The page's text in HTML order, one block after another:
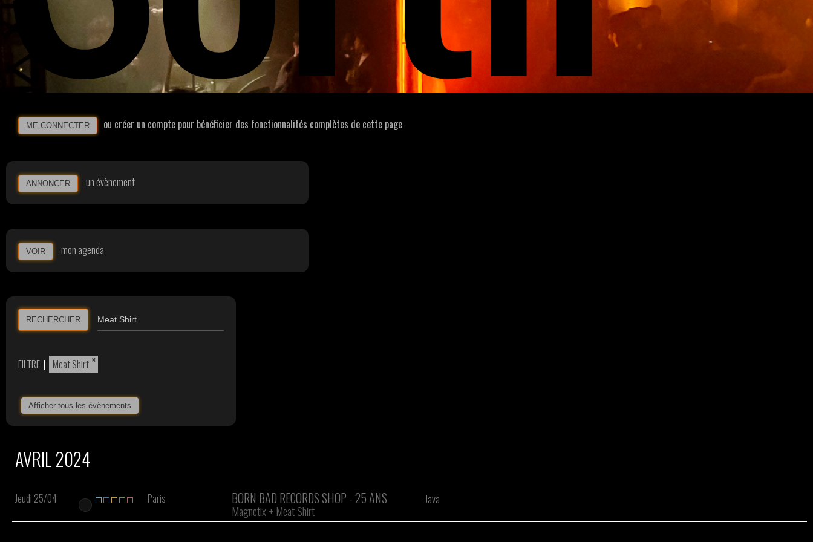
ME CONNECTER ou créer un compte pour bénéficier des fonctionnalités complètes de cette page
ANNONCER un évènement
VOIR mon agenda
RECHERCHER
FILTRE | ×
Meat Shirt
Afficher tous les évènements
AVRIL 2024
Jeudi 25/04 Paris BORN BAD RECORDS SHOP - 25 ANS
Magnetix+ Meat Shirt
Java